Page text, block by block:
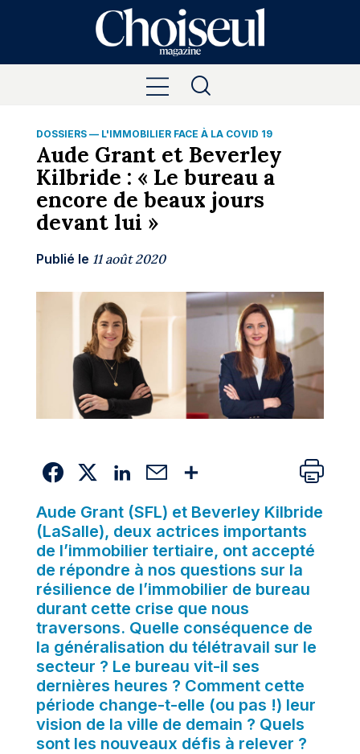
DOSSIERS — L'IMMOBILIER FACE À LA COVID 19
Aude Grant et Beverley
Kilbride : « Le bureau a
encore de beaux jours
devant lui »
Publié le 11 août 2020
Aude Grant (SFL) et Beverley Kilbride
(LaSalle), deux actrices importants
de l’immobilier tertiaire, ont accepté
de répondre à nos questions sur la
résilience de l’immobilier de bureau
durant cette crise que nous
traversons. Quelle conséquence de
la généralisation du télétravail sur le
secteur ? Le bureau vit-il ses
dernières heures ? Comment cette
période change-t-elle (ou pas !) leur
vision de la ville de demain ? Quels
sont les nouveaux défis à relever ?